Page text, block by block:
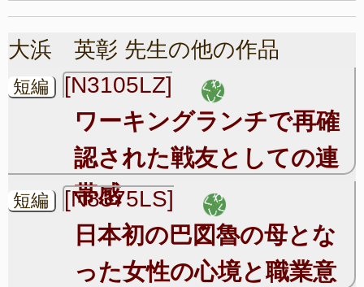
大浜 英彰 先生の他の作品
短編 [N3105LZ]
ワーキングランチで再確
認された戦友としての連
帯感
短編 [N8375LS]
日本初の巴図魯の母とな
った女性の心境と職業意